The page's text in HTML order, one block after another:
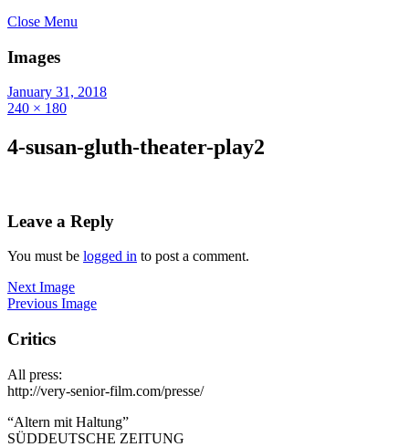
Close Menu
Images
January 31, 2018
240 × 180
4-susan-gluth-theater-play2
Leave a Reply
You must be logged in to post a comment.
Next Image
Previous Image
Critics
All press:
http://very-senior-film.com/presse/
“Altern mit Haltung”
SÜDDEUTSCHE ZEITUNG